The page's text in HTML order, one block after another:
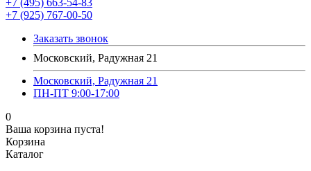
+7 (495) 663-54-83
+7 (925) 767-00-50
Заказать звонок
Московский, Радужная 21
Московский, Радужная 21
ПН-ПТ 9:00-17:00
0
Ваша корзина пуста!
Корзина
Каталог